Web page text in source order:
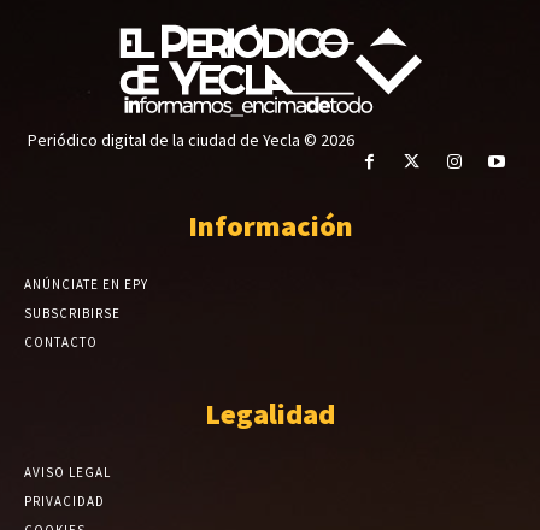
Periódico digital de la ciudad de Yecla © 2026
Información
ANÚNCIATE EN EPY
SUBSCRIBIRSE
CONTACTO
Legalidad
AVISO LEGAL
PRIVACIDAD